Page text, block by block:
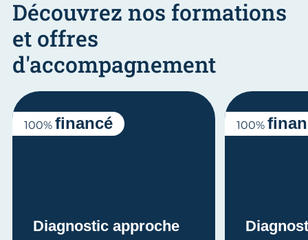
Découvrez nos formations
et offres
d'accompagnement
Diagnostic approche
100% financé 100%